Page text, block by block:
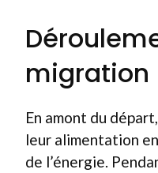
migration
En amont du
leur alimentation
de l’énergie.